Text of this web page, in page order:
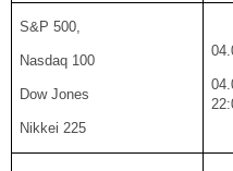
S&P 500,
Nasdaq 100
Dow Jones
Nikkei 225